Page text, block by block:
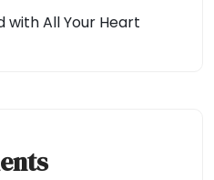
with All Your Heart